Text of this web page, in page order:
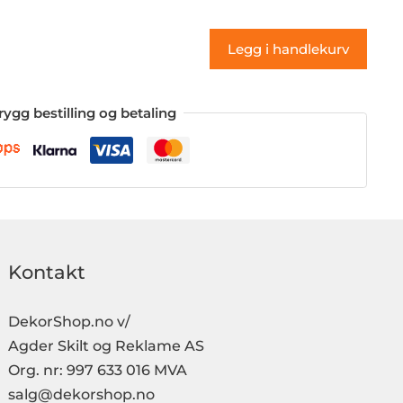
antall
Legg i handlekurv
bestilling og betaling
Kontakt
DekorShop.no v/
Agder Skilt og Reklame AS
Org. nr: 997 633 016 MVA
salg@dekorshop.no